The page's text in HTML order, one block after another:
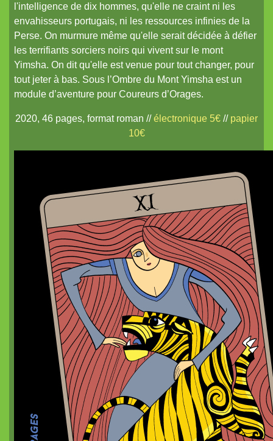
La Mort bleue
De Chorographia
Coureurs d'Orages
Pits and Perils
Le métal froid des anneaux de Cerbère
Mordiou !
Terra X
White Lies
Les Contes du Dragon
nanoChrome²
Des plans sur la tomette
La Lune et Douze Lotus
Dragon de poche²
nanoChrome
Dragon de poche
l'intelligence de dix hommes, qu'elle ne craint ni les
envahisseurs portugais, ni les ressources infinies de la
Perse. On murmure même qu'elle serait décidée à défier
les terrifiants sorciers noirs qui vivent sur le mont
Yimsha. On dit qu'elle est venue pour tout changer, pour
tout jeter à bas. Sous l’Ombre du Mont Yimsha est un
module d’aventure pour Coureurs d’Orages.
2020, 46 pages, format roman //électronique 5€ // papier
10€